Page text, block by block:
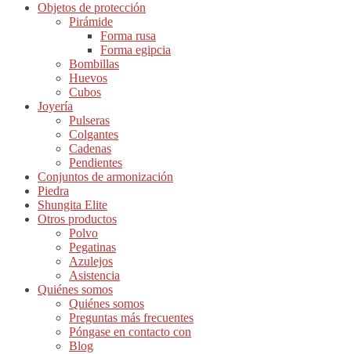
Objetos de protección
Pirámide
Forma rusa
Forma egipcia
Bombillas
Huevos
Cubos
Joyería
Pulseras
Colgantes
Cadenas
Pendientes
Conjuntos de armonización
Piedra
Shungita Elite
Otros productos
Polvo
Pegatinas
Azulejos
Asistencia
Quiénes somos
Quiénes somos
Preguntas más frecuentes
Póngase en contacto con
Blog